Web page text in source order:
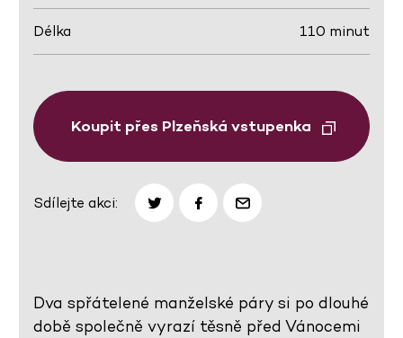
Délka 110 minut
Koupit přes Plzeňská vstupenka
Sdílejte akci:
Dva spřátelené manželské páry si po dlouhé
době společně vyrazí těsně před Vánocemi